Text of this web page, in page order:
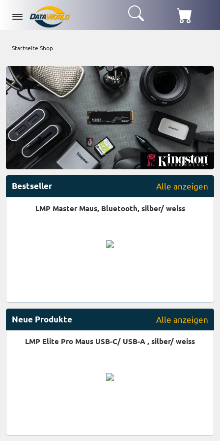
Startseite Shop
Bestseller Alle anzeigen
LMP Master Maus, Bluetooth, silber/ weiss
Neue Produkte Alle anzeigen
LMP Elite Pro Maus USB-C/ USB-A , silber/ weiss